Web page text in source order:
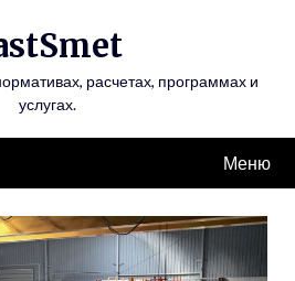
расчетах, программах и
услугах.
Меню